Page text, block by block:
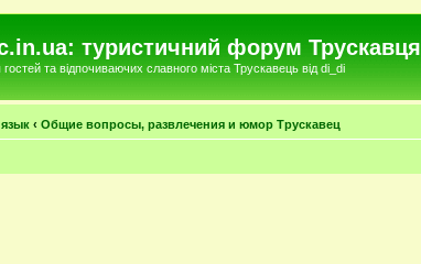
туристичний форум Трускавця
та відпочиваючих славного міста Трускавець від di_di
‹ Общие вопросы, развлечения и юмор Трускавец